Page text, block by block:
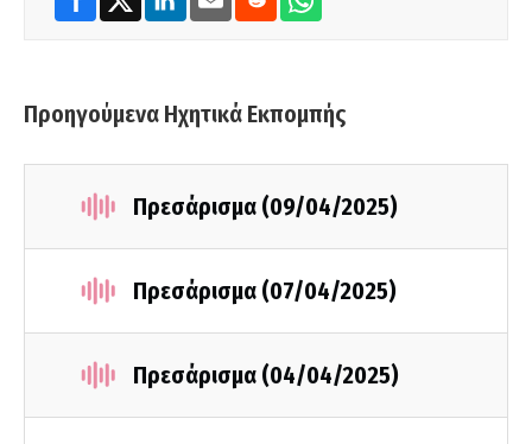
Προηγούμενα Ηχητικά Εκπομπής
Πρεσάρισμα (09/04/2025)
Πρεσάρισμα (07/04/2025)
Πρεσάρισμα (04/04/2025)